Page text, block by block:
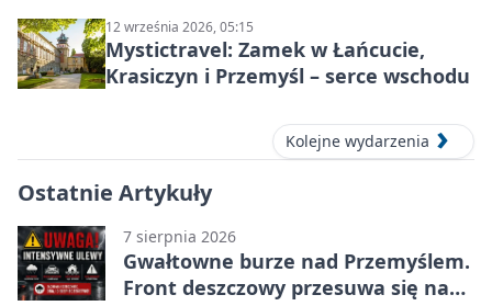
12 września 2026, 05:15
Mystictravel: Zamek w Łańcucie,
Krasiczyn i Przemyśl – serce wschodu
Kolejne wydarzenia
Ostatnie Artykuły
7 sierpnia 2026
Gwałtowne burze nad Przemyślem.
Front deszczowy przesuwa się na